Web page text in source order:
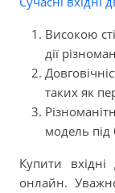
Високою
дії
таких як
модель під
Купити
онлайн.